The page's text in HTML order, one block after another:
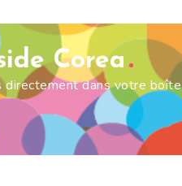
Corea
directement dans votre boîte